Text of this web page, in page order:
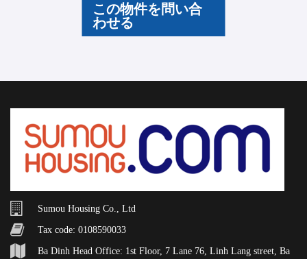
この物件を問い合
わせる
Sumou Housing Co., Ltd
Tax code: 0108590033
Ba Dinh Head Office: 1st Floor, 7 Lane 76, Linh Lang street, Ba